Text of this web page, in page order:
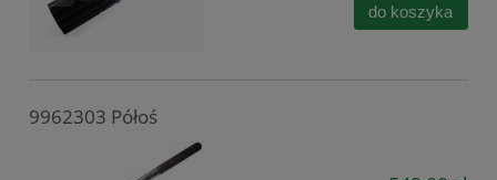
do koszyka
9962303 Półoś